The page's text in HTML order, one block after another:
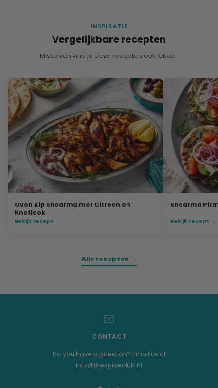
INSPIRATIE
Vergelijkbare recepten
Misschien vind je deze recepten ook lekker.
Oven Kip Shoarma met Citroen en
Knoflook
Bekijk recept →
Shoarma
Bekijk recept →
Alle recepten →
CONTACT
Do you have a question? Email us at
info@thespiceclub.nl